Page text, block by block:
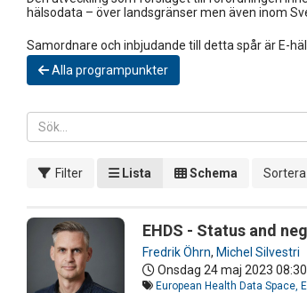
hälsodata – över landsgränser men även inom
Samordnare och inbjudande till detta spår är E-
Alla programpunkter
Filter Lista Schema
EHDS - Status and
Fredrik Öhrn, Michel Silvestri
Onsdag 24 maj 2023
European Health Data Space,